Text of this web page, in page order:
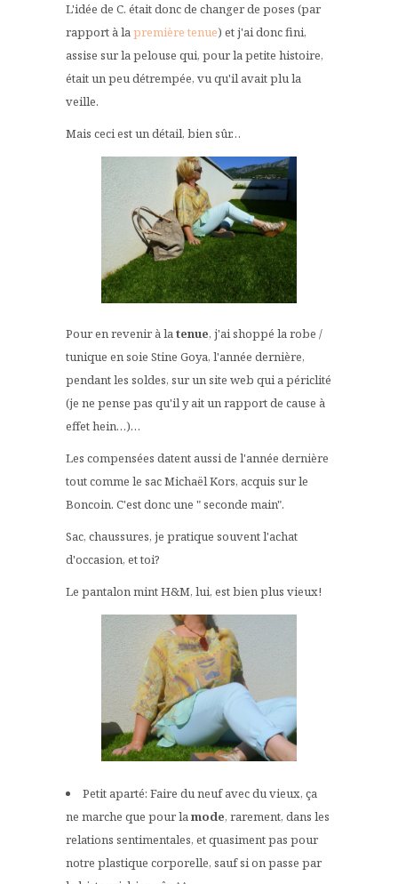
L'idée de C. était donc de changer de poses (par
rapport à lapremière tenue) et j'ai donc fini,
assise sur la pelouse qui, pour la petite histoire,
était un peu détrempée, vu qu'il avait plu la
veille.
Mais ceci est un détail, bien sûr…
Pour en revenir à latenue, j'ai shoppé la robe /
tunique en soie Stine Goya, l'année dernière,
pendant les soldes, sur un site web qui a périclité
(je ne pense pas qu'il y ait un rapport de cause à
effet hein…)…
Les compensées datent aussi de l'année dernière
tout comme le sac Michaël Kors, acquis sur le
Boncoin. C'est donc une " seconde main".
Sac, chaussures, je pratique souvent l'achat
d'occasion, et toi?
Le pantalon mint H&M, lui, est bien plus vieux!
Petit aparté: Faire du neuf avec du vieux, ça
ne marche que pour lamode, rarement, dans les
relations sentimentales, et quasiment pas pour
notre plastique corporelle, sauf si on passe par